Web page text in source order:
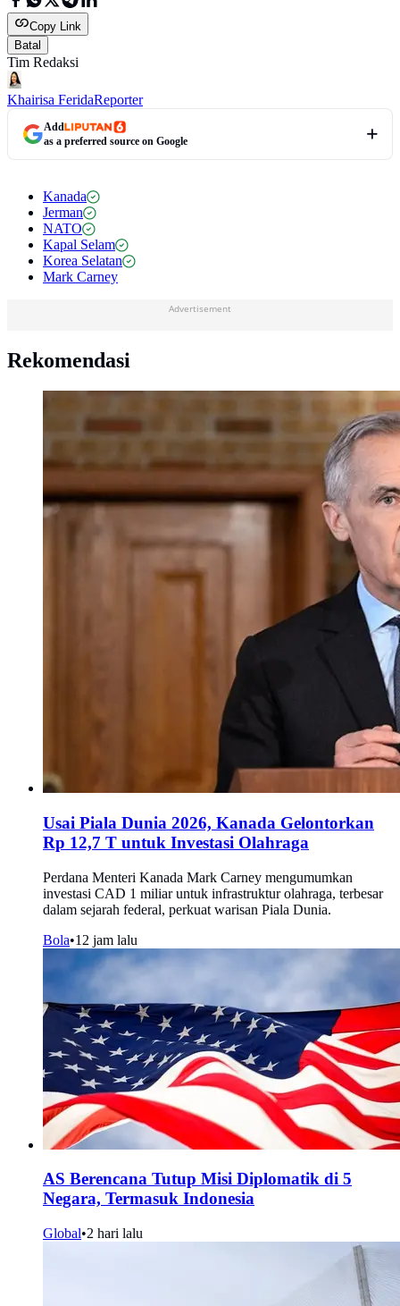
Copy Link
Batal
Tim Redaksi
Khairisa FeridaReporter
Add
as a preferred source on Google
Kanada
Jerman
NATO
Kapal Selam
Korea Selatan
Mark Carney
Advertisement
Rekomendasi
Usai Piala Dunia 2026, Kanada Gelontorkan
Rp 12,7 T untuk Investasi Olahraga
Perdana Menteri Kanada Mark Carney mengumumkan
investasi CAD 1 miliar untuk infrastruktur olahraga, terbesar
dalam sejarah federal, perkuat warisan Piala Dunia.
Bola•12 jam lalu
AS Berencana Tutup Misi Diplomatik di 5
Negara, Termasuk Indonesia
Global•2 hari lalu